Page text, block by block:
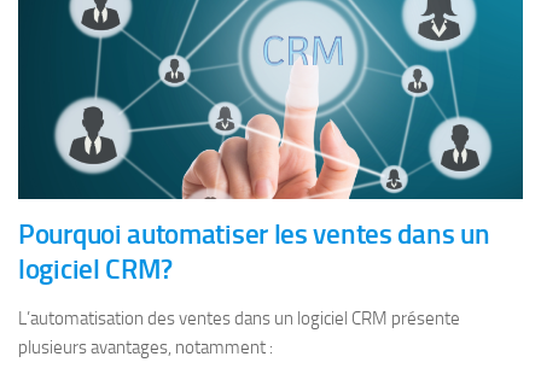
Pourquoi automatiser les ventes dans un
logiciel CRM?
L’automatisation des ventes dans un logiciel CRM présente
plusieurs avantages, notamment :